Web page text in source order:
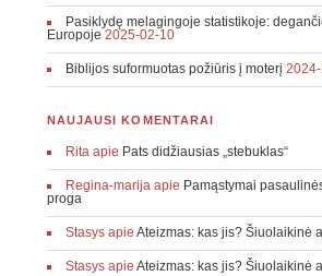
Pasiklydę melagingoje statistikoje:
Europoje 2025-02-10
Biblijos suformuotas požiūris į moterį
NAUJAUSI KOMENTARAI
Ritaapie Pats didžiausias „stebuklas“
Regina-marijaapie Pamąstymai
proga
Stasysapie Ateizmas: kas jis? Šiuolaikinė
Stasysapie Ateizmas: kas jis? Šiuolaikinė